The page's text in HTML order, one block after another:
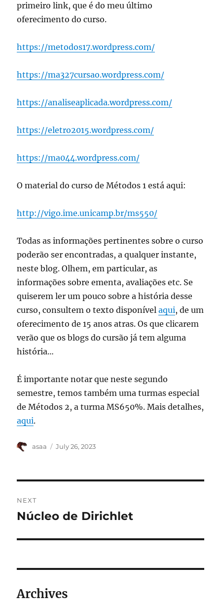
primeiro link, que é do meu último
oferecimento do curso.
https://metodos17.wordpress.com/
https://ma327cursao.wordpress.com/
https://analiseaplicada.wordpress.com/
https://eletro2015.wordpress.com/
https://ma044.wordpress.com/
O material do curso de Métodos 1 está aqui:
http://vigo.ime.unicamp.br/ms550/
Todas as informações pertinentes sobre o curso
poderão ser encontradas, a qualquer instante,
neste blog. Olhem, em particular, as
informações sobre ementa, avaliações etc. Se
quiserem ler um pouco sobre a história desse
curso, consultem o texto disponívelaqui, de um
oferecimento de 15 anos atras. Os que clicarem
verão que os blogs do cursão já tem alguma
história…
É importante notar que neste segundo
semestre, temos também uma turmas especial
de Métodos 2, a turma MS650%. Mais detalhes,
aqui.
Author
asaa
Posted
July 26, 2023
navigation
NEXT
Next
Núcleo de Dirichlet
Archives